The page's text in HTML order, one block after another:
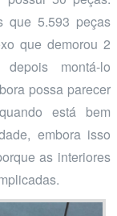
que 5.593 peças
que demorou 2
montá-lo
possa parecer
está bem
embora isso
as interiores